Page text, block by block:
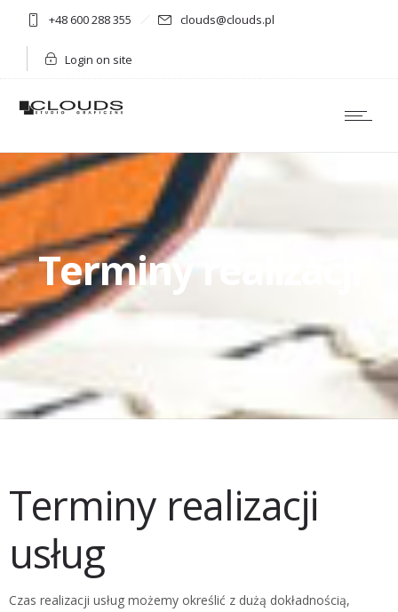
+48 600 288 355 clouds@clouds.pl
Login on site
Terminy realizacji
Terminy realizacji
usług
Czas realizacji usług możemy określić z dużą dokładnością,